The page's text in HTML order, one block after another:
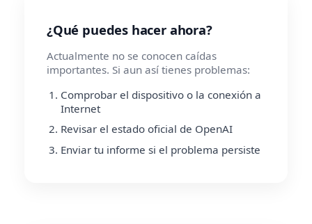
¿Qué puedes hacer ahora?
Actualmente no se conocen caídas
importantes. Si aun así tienes problemas:
Comprobar el dispositivo o la conexión a
Internet
Revisar el estado oficial de OpenAI
Enviar tu informe si el problema persiste